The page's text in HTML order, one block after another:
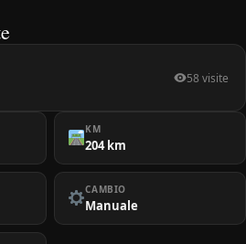
58 visite
KM
204 km
CAMBIO
Manuale